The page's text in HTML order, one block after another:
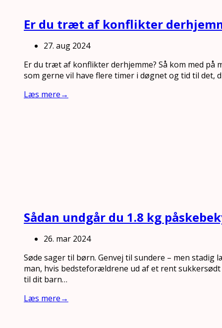
Er du træt af konflikter
27. aug 2024
Er du træt af konflikter derhjemme? Så kom med på
som gerne vil have flere timer i døgnet og tid til det,
Læs mere→
Sådan undgår du 1.8 kg
26. mar 2024
Søde sager til børn. Genvej til sundere – men
man, hvis bedsteforældrene ud af et rent
til dit barn…
Læs mere→